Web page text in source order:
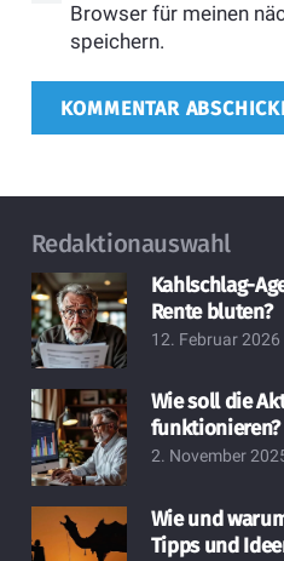
Browser für meinen
speichern.
KOMMENTAR
Redaktionauswahl
Kahlschlag-
Rente bluten?
12. Februar 2026
Wie soll die
funktionieren?
2. November
Wie und
Tipps und